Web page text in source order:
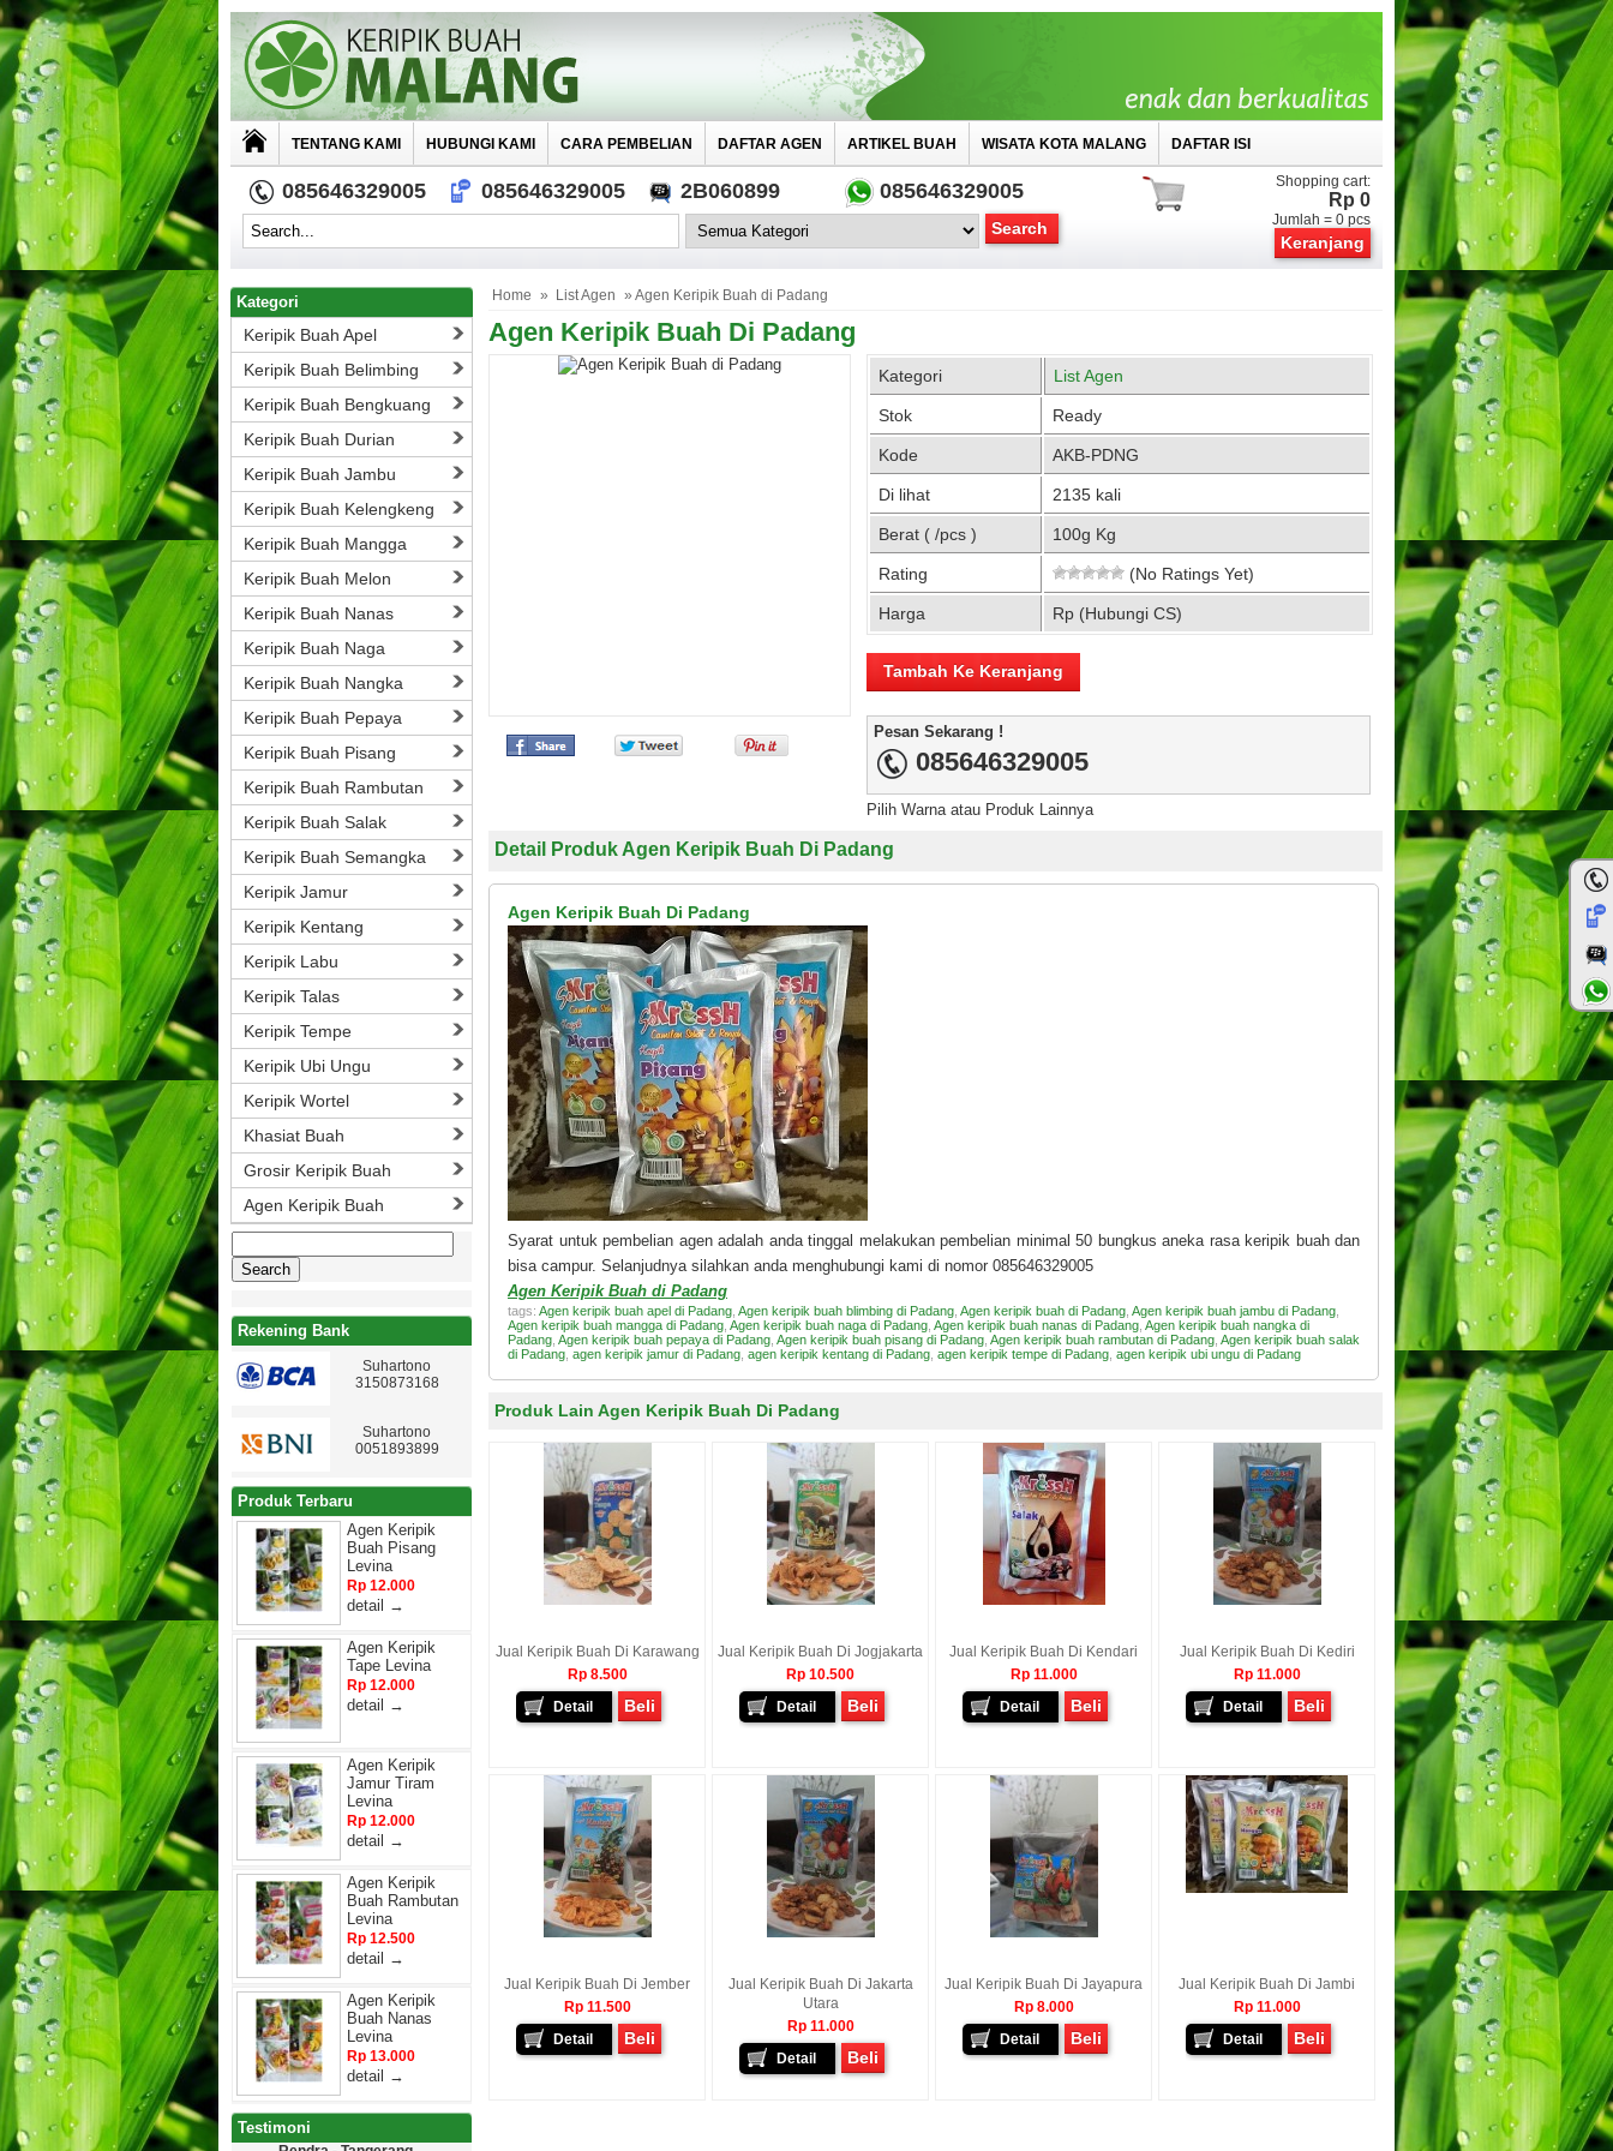
TENTANG KAMI HUBUNGI KAMI CARA PEMBELIAN DAFTAR AGEN ARTIKEL BUAH WISATA KOTA MALANG DAFTAR ISI
Shopping cart:
Rp 0
Jumlah = 0 pcs
Keranjang
085646329005 085646329005 2B060899 085646329005
Home » List Agen » Agen Keripik Buah di Padang
Agen Keripik Buah Di Padang
Kategori List Agen
Stok Ready
Kode AKB-PDNG
Di lihat 2135 kali
Berat ( /pcs ) 100g Kg
Rating (No Ratings Yet)
Harga Rp (Hubungi CS)
Pesan Sekarang !
085646329005
Pilih Warna atau Produk Lainnya
Detail Produk Agen Keripik Buah Di Padang
Agen Keripik Buah Di Padang
Syarat untuk pembelian agen adalah anda tinggal melakukan pembelian minimal 50 bungkus aneka rasa keripik buah dan
bisa campur. Selanjudnya silahkan anda menghubungi kami di nomor 085646329005
Agen Keripik Buah di Padang
tags: Agen keripik buah apel di Padang Agen keripik buah blimbing di Padang Agen keripik buah di Padang Agen keripik buah jambu di Padang
Agen keripik buah mangga di Padang Agen keripik buah naga di Padang Agen keripik buah nanas di Padang Agen keripik buah nangka di
Padang Agen keripik buah pepaya di Padang Agen keripik buah pisang di Padang Agen keripik buah rambutan di Padang Agen keripik buah salak
di Padang agen keripik jamur di Padang agen keripik kentang di Padang agen keripik tempe di Padang agen keripik ubi ungu di Padang
Produk Lain Agen Keripik Buah Di Padang
Jual Keripik Buah Di Karawang
Rp 8.500
Detail
Beli
Jual Keripik Buah Di Jogjakarta
Rp 10.500
Detail
Beli
Jual Keripik Buah Di Kendari
Rp 11.000
Detail
Beli
Jual Keripik Buah Di Kediri
Rp 11.000
Detail
Beli
Jual Keripik Buah Di Jember
Rp 11.500
Detail
Beli
Jual Keripik Buah Di Jakarta
Utara
Rp 11.000
Detail
Beli
Jual Keripik Buah Di Jayapura
Rp 8.000
Detail
Beli
Jual Keripik Buah Di Jambi
Rp 11.000
Detail
Beli
Kategori
Keripik Buah Apel
Keripik Buah Belimbing
Keripik Buah Bengkuang
Keripik Buah Durian
Keripik Buah Jambu
Keripik Buah Kelengkeng
Keripik Buah Mangga
Keripik Buah Melon
Keripik Buah Nanas
Keripik Buah Naga
Keripik Buah Nangka
Keripik Buah Pepaya
Keripik Buah Pisang
Keripik Buah Rambutan
Keripik Buah Salak
Keripik Buah Semangka
Keripik Jamur
Keripik Kentang
Keripik Labu
Keripik Talas
Keripik Tempe
Keripik Ubi Ungu
Keripik Wortel
Khasiat Buah
Grosir Keripik Buah
Agen Keripik Buah
for:
Rekening Bank
Suhartono
3150873168
Suhartono
0051893899
Produk Terbaru
Agen Keripik
Buah Pisang
Levina
Rp 12.000
detail →
Agen Keripik
Tape Levina
Rp 12.000
detail →
Agen Keripik
Jamur Tiram
Levina
Rp 12.000
detail →
Agen Keripik
Buah Rambutan
Levina
Rp 12.500
detail →
Agen Keripik
Buah Nanas
Levina
Rp 13.000
detail →
Testimoni